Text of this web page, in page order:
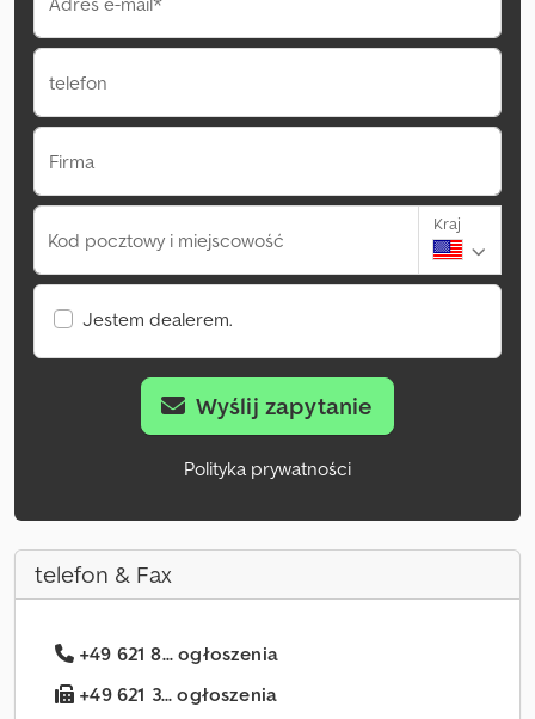
telefon
Firma
Kod pocztowy i miejscowość
Kraj
Jestem dealerem.
Wyślij zapytanie
Polityka prywatności
telefon & Fax
+49 621 8... ogłoszenia
+49 621 3... ogłoszenia